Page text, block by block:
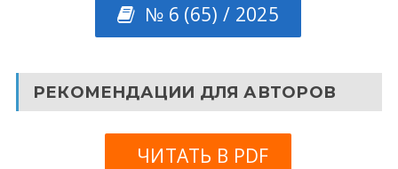
№ 6 (65) / 2025
РЕКОМЕНДАЦИИ ДЛЯ АВТОРОВ
ЧИТАТЬ В PDF